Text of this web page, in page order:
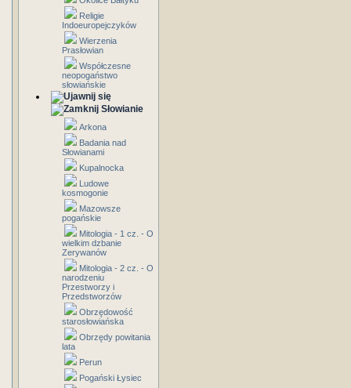
Religie
Indoeuropejczyków
Wierzenia
Prasłowian
Współczesne
neopogaństwo
słowiańskie
Słowianie
Arkona
Badania nad
Słowianami
Kupalnocka
Ludowe
kosmogonie
Mazowsze
pogańskie
Mitologia - 1 cz. - O
wielkim dzbanie
Zerywanów
Mitologia - 2 cz. - O
narodzeniu
Przestworzy i
Przedstworzów
Obrzędowość
starosłowiańska
Obrzędy powitania
lata
Perun
Pogański Łysiec